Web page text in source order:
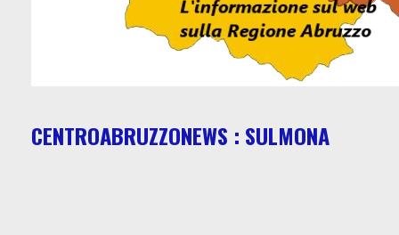
CENTROABRUZZONEWS : SULMONA